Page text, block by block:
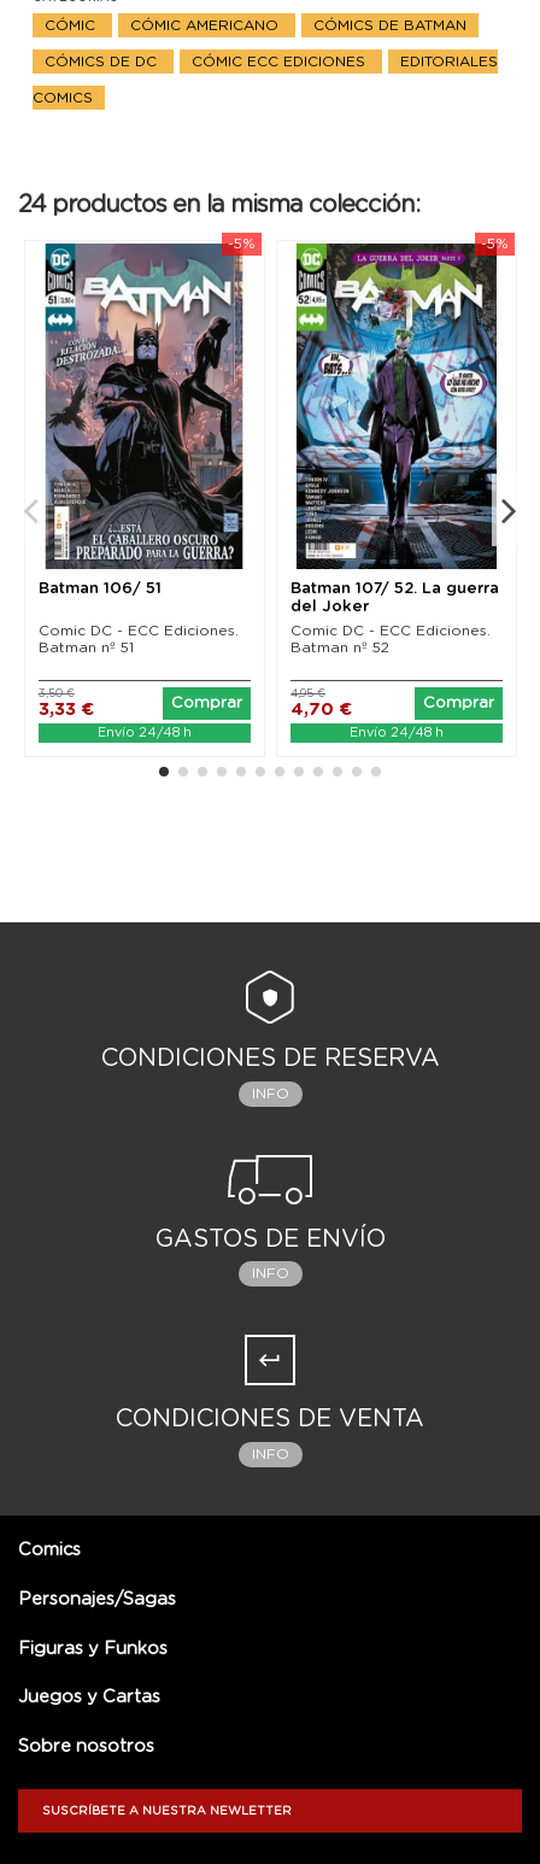
CÓMIC CÓMIC AMERICANO CÓMICS DE BATMAN
CÓMICS DE DC CÓMIC ECC EDICIONES EDITORIALES
COMICS
24 productos en la misma colección:
-5%
Batman 106/ 51
Comic DC - ECC Ediciones.
Batman nº 51
3,33 €
3,50 €
Comprar
Envío 24/48 h
-5%
Batman 107/ 52. La guerra
del Joker
Comic DC - ECC Ediciones.
Batman nº 52
4,70 €
4,95 €
Comprar
Envío 24/48 h
CONDICIONES DE RESERVA
INFO
GASTOS DE ENVÍO
INFO
CONDICIONES DE VENTA
INFO
Comics
Personajes/Sagas
Figuras y Funkos
Juegos y Cartas
Sobre nosotros
SUSCRÍBETE A NUESTRA NEWLETTER